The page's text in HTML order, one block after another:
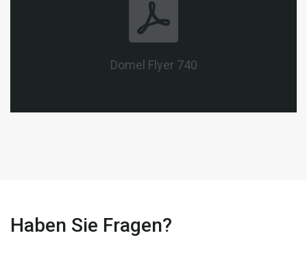
Domel Flyer 740
Haben Sie Fragen?